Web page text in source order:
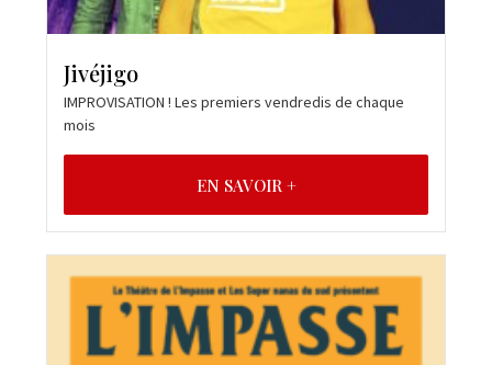
Jivéjigo
IMPROVISATION ! Les premiers vendredis de chaque
mois
EN SAVOIR +